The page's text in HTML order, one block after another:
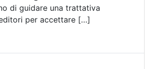
di guidare una trattativa
per accettare […]